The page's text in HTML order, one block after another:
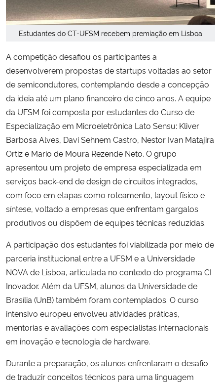
Estudantes do CT-UFSM recebem premiação em Lisboa
A competição desafiou os participantes a
desenvolverem propostas de startups voltadas ao setor
de semicondutores, contemplando desde a concepção
da ideia até um plano financeiro de cinco anos. A equipe
da UFSM foi composta por estudantes do Curso de
Especialização em Microeletrônica Lato Sensu: Kliver
Barbosa Alves, Davi Sehnem Castro, Nestor Ivan Matajira
Ortiz e Mario de Moura Rezende Neto. O grupo
apresentou um projeto de empresa especializada em
serviços back-end de design de circuitos integrados,
com foco em etapas como roteamento, layout físico e
síntese, voltado a empresas que enfrentam gargalos
produtivos ou dispõem de equipes técnicas reduzidas.
A participação dos estudantes foi viabilizada por meio de
parceria institucional entre a UFSM e a Universidade
NOVA de Lisboa, articulada no contexto do programa CI
Inovador. Além da UFSM, alunos da Universidade de
Brasília (UnB) também foram contemplados. O curso
intensivo europeu envolveu atividades práticas,
mentorias e avaliações com especialistas internacionais
em inovação e tecnologia de hardware.
Durante a preparação, os alunos enfrentaram o desafio
de traduzir conceitos técnicos para uma linguagem